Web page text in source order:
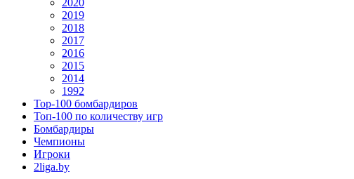
2020
2019
2018
2017
2016
2015
2014
1992
Top-100 бомбардиров
Топ-100 по количеству игр
Бомбардиры
Чемпионы
Игроки
2liga.by